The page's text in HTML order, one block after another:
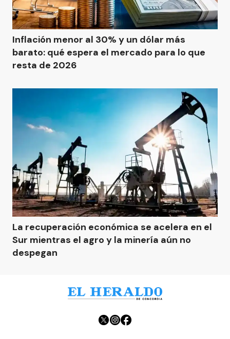
Inflación menor al 30% y un dólar más
barato: qué espera el mercado para lo que
resta de 2026
La recuperación económica se acelera en el
Sur mientras el agro y la minería aún no
despegan